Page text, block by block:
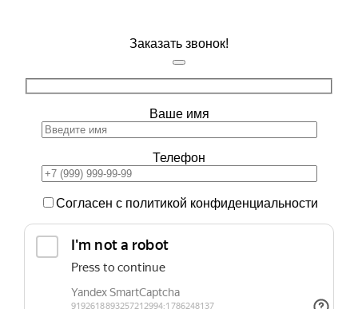
Заказать звонок!
Ваше имя
Телефон
Согласен с политикой конфиденциальности